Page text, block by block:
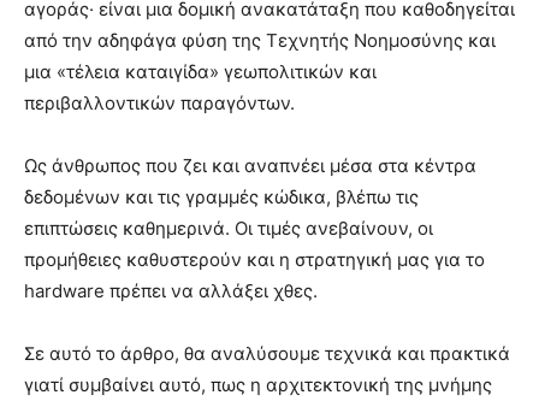
αγοράς· είναι μια δομική ανακατάταξη που καθοδηγείται
από την αδηφάγα φύση της Τεχνητής Νοημοσύνης και
μια «τέλεια καταιγίδα» γεωπολιτικών και
περιβαλλοντικών παραγόντων.
Ως άνθρωπος που ζει και αναπνέει μέσα στα κέντρα
δεδομένων και τις γραμμές κώδικα, βλέπω τις
επιπτώσεις καθημερινά. Οι τιμές ανεβαίνουν, οι
προμήθειες καθυστερούν και η στρατηγική μας για το
hardware πρέπει να αλλάξει χθες.
Σε αυτό το άρθρο, θα αναλύσουμε τεχνικά και πρακτικά
γιατί συμβαίνει αυτό, πως η αρχιτεκτονική της μνήμης